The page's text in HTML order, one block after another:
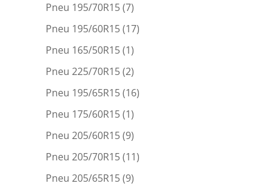
Pneu 195/70R15(7)
Pneu 195/60R15(17)
Pneu 165/50R15(1)
Pneu 225/70R15(2)
Pneu 195/65R15(16)
Pneu 175/60R15(1)
Pneu 205/60R15(9)
Pneu 205/70R15(11)
Pneu 205/65R15(9)